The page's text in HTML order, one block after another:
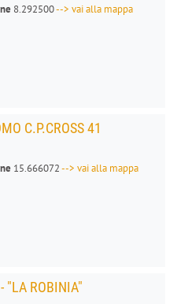
8.292500--> vai alla mappa
C.P.CROSS 41
15.666072--> vai alla mappa
"LA ROBINIA"